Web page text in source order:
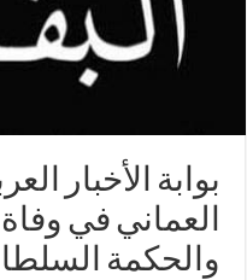
بوابة الأخبار
العماني في
والحكمة